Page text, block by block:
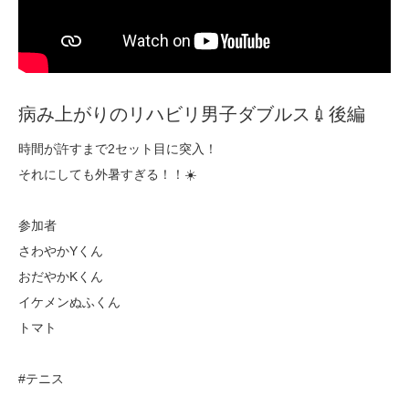
病み上がりのリハビリ男子ダブルス💉後編
時間が許すまで2セット目に突入！
それにしても外暑すぎる！！☀️
参加者
さわやかYくん
おだやかKくん
イケメンぬふくん
トマト
#テニス